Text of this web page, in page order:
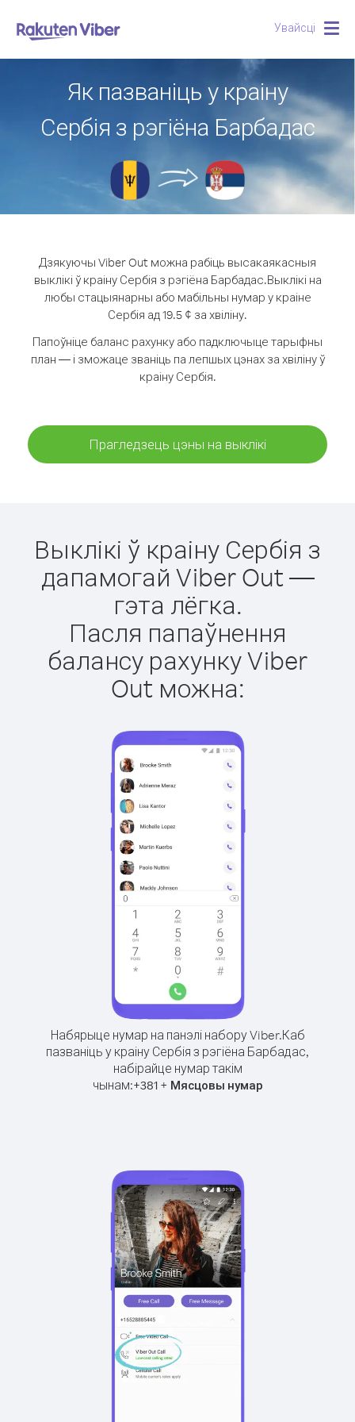
Увайсці
Як пазваніць у краіну
Сербія з рэгіёна Барбадас
Дзякуючы Viber Out можна рабіць высакаякасныя
выклікі ў краіну Сербія з рэгіёна Барбадас.Выклікі на
любы стацыянарны або мабільны нумар у краіне
Сербія ад 19.5 ¢ за хвіліну.
Папоўніце баланс рахунку або падключыце тарыфны
план — і зможаце званіць па лепшых цэнах за хвіліну ў
краіну Сербія.
Прагледзець цэны на выклікі
Выклікі ў краіну Сербія з
дапамогай Viber Out —
гэта лёгка.
Пасля папаўнення
балансу рахунку Viber
Out можна:
Набярыце нумар на панэлі набору Viber.Каб
пазваніць у краіну Сербія з рэгіёна Барбадас,
набірайце нумар такім
чынам:+381+ Мясцовы нумар